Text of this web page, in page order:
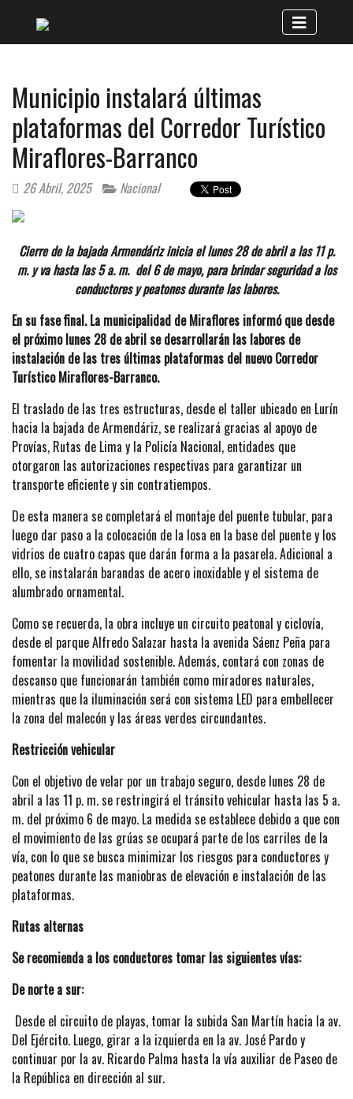
Municipio instalará últimas
plataformas del Corredor Turístico
Miraflores-Barranco
26 Abril, 2025 Nacional
Cierre de la bajada Armendáriz inicia el lunes 28 de abril a las 11 p.
m. y va hasta las 5 a. m. del 6 de mayo, para brindar seguridad a los
conductores y peatones durante las labores.
En su fase final. La municipalidad de Miraflores informó que desde
el próximo lunes 28 de abril se desarrollarán las labores de
instalación de las tres últimas plataformas del nuevo Corredor
Turístico Miraflores-Barranco.
El traslado de las tres estructuras, desde el taller ubicado en Lurín
hacia la bajada de Armendáriz, se realizará gracias al apoyo de
Provías, Rutas de Lima y la Policía Nacional, entidades que
otorgaron las autorizaciones respectivas para garantizar un
transporte eficiente y sin contratiempos.
De esta manera se completará el montaje del puente tubular, para
luego dar paso a la colocación de la losa en la base del puente y los
vidrios de cuatro capas que darán forma a la pasarela. Adicional a
ello, se instalarán barandas de acero inoxidable y el sistema de
alumbrado ornamental.
Como se recuerda, la obra incluye un circuito peatonal y ciclovía,
desde el parque Alfredo Salazar hasta la avenida Sáenz Peña para
fomentar la movilidad sostenible. Además, contará con zonas de
descanso que funcionarán también como miradores naturales,
mientras que la iluminación será con sistema LED para embellecer
la zona del malecón y las áreas verdes circundantes.
Restricción vehicular
Con el objetivo de velar por un trabajo seguro, desde lunes 28 de
abril a las 11 p. m. se restringirá el tránsito vehicular hasta las 5 a.
m. del próximo 6 de mayo. La medida se establece debido a que con
el movimiento de las grúas se ocupará parte de los carriles de la
vía, con lo que se busca minimizar los riesgos para conductores y
peatones durante las maniobras de elevación e instalación de las
plataformas.
Rutas alternas
Se recomienda a los conductores tomar las siguientes vías:
De norte a sur:
Desde el circuito de playas, tomar la subida San Martín hacia la av.
Del Ejército. Luego, girar a la izquierda en la av. José Pardo y
continuar por la av. Ricardo Palma hasta la vía auxiliar de Paseo de
la República en dirección al sur.